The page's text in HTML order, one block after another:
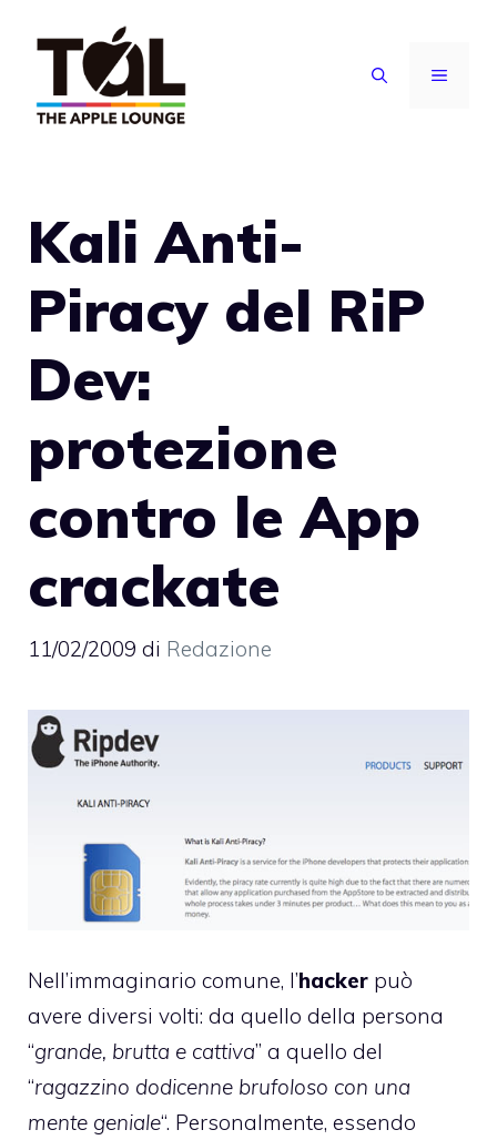
contenuto
MENU
Kali Anti-
Piracy del RiP
Dev:
protezione
contro le App
crackate
11/02/2009 di Redazione
Nell’immaginario comune, l’hacker può
avere diversi volti: da quello della persona
“grande, brutta e cattiva” a quello del
“ragazzino dodicenne brufoloso con una
mente geniale“. Personalmente, essendo